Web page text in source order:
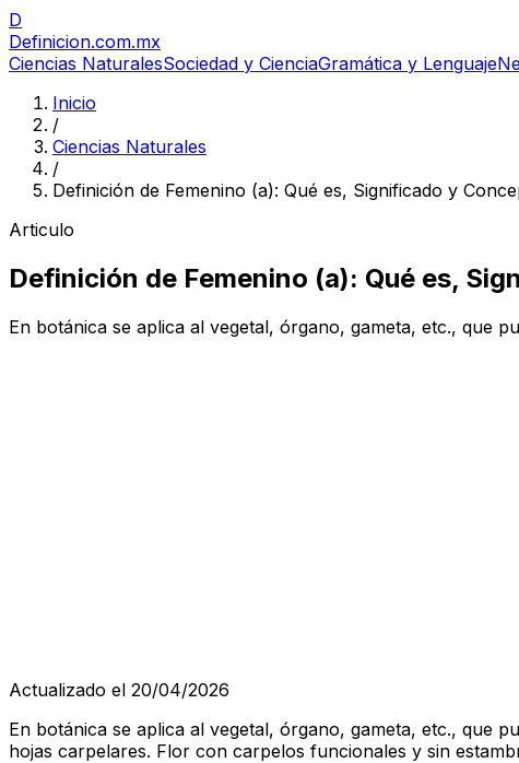
D
Definicion.com.mx
Ciencias NaturalesSociedad y CienciaGramática y Lenguaje
Inicio
/
Ciencias Naturales
/
Definición de Femenino (a): Qué es, Significado y
Articulo
Definición de Femenino (a): Qué es,
En botánica se aplica al vegetal, órgano, gameta, etc., que
Actualizado el 20/04/2026
En botánica se aplica al vegetal, órgano, gameta, etc., que
hojas carpelares. Flor con carpelos funcionales y sin